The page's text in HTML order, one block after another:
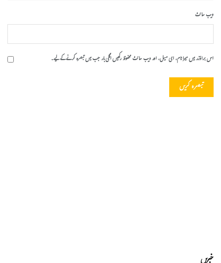
ویب‌ سائٹ
اس براؤزر میں میرا نام، ای میل، اور ویب سائٹ محفوظ رکھیں اگلی بار جب میں تبصرہ کرنے کےلیے۔